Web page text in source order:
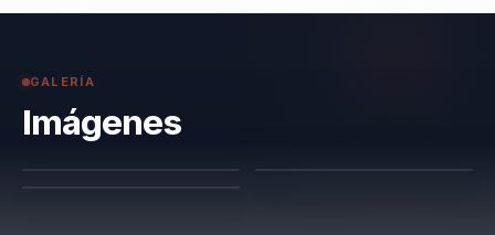
GALERÍA
Imágenes